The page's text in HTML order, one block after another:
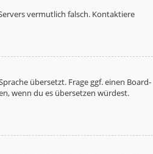
vermutlich falsch. Kontaktiere
übersetzt. Frage ggf. einen Board-
wenn du es übersetzen würdest.